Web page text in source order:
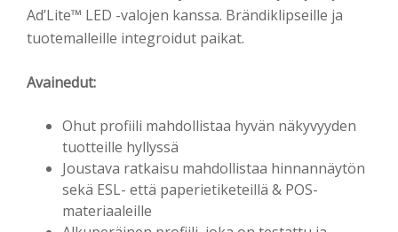
Ad’Lite™ LED -valojen kanssa. Brändiklipseille ja
tuotemalleille integroidut paikat.
Avainedut:
Ohut profiili mahdollistaa hyvän näkyvyyden
tuotteille hyllyssä
Joustava ratkaisu mahdollistaa hinnannäytön
sekä ESL- että paperietiketeillä & POS-
materiaaleille